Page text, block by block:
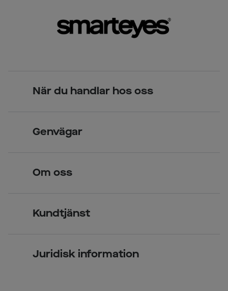
När du handlar hos oss
Över 70 butiker
Genvägar
Kontaktlinser
Om oss
Kundtjänst
Juridisk information